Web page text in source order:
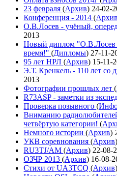
23 февраля (Архив) 24-02-
Конференция - 2014 (Архив
О.В.Лосев - учёный,
2013
Новый диплом "О.В.Лосев
время!" (Дипломы) 27-11-
95 лет НРЛ (Архив) 15-11-
Э.Т. Кренкель - 110 лет со
2013
Фотографии прошлых лет (
R73ASP - заметки из
Проверка позывного (
Вниманию
четвёртую категории! (
Немного истории (Архив)
УКВ соревнования (Архив)
RU3TJ/AM (Архив) 22-08-
ОЗЧР 2013 (Архив) 16-08-
Стихи от UA3TCQ (Архив)